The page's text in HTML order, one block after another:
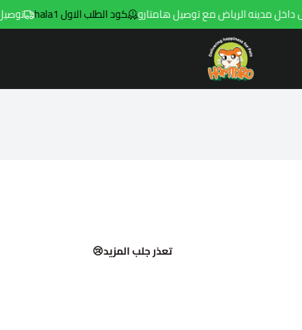
كود الطلب الاول hala1 توصيل مجاني
Hamtaro
تعذر جلب المزيد😢